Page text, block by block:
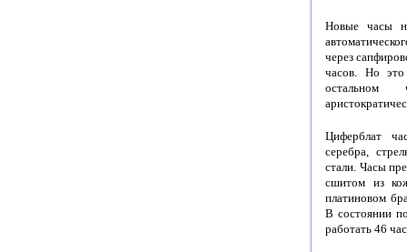
Новые часы
через
часов. Но это
Циферблат
серебра,
стали. Часы
сшитом из
платиновом
В состоянии
работать 46